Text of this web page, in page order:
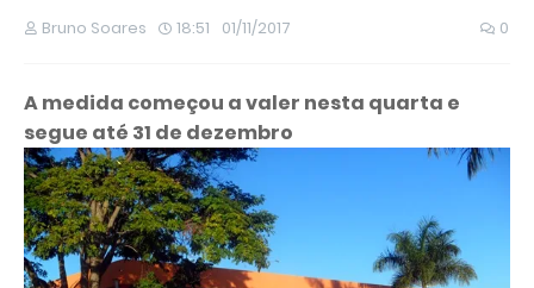
Bruno Soares 18:51 01/11/2017 0
A medida começou a valer nesta quarta e
segue até 31 de dezembro